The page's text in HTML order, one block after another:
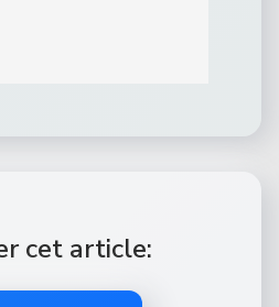
cet article: